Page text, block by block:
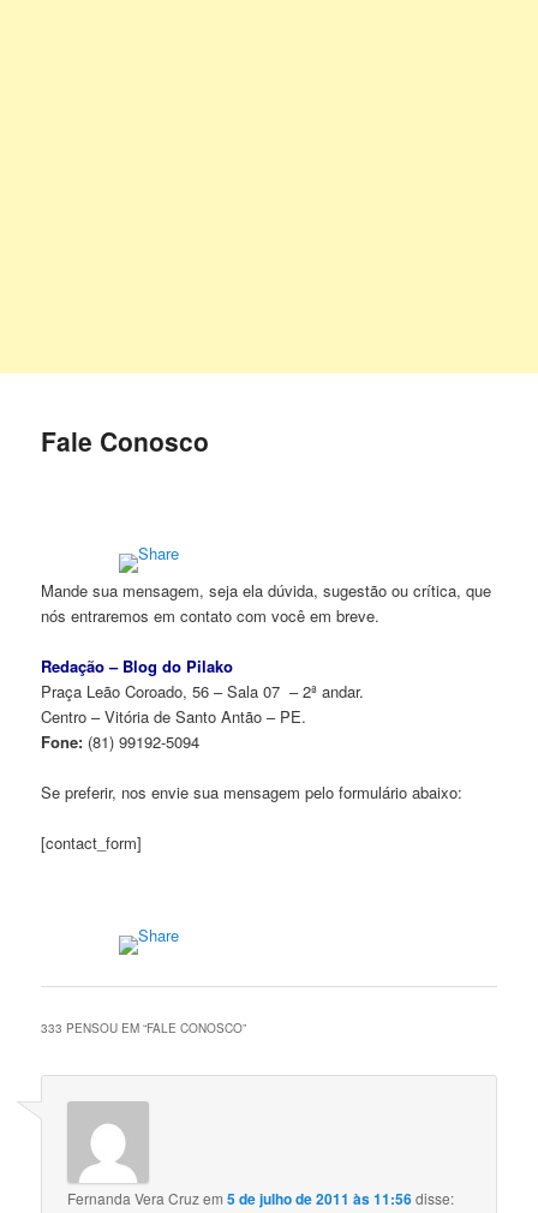
Fale Conosco
Mande sua mensagem, seja ela dúvida, sugestão ou crítica, que
nós entraremos em contato com você em breve.
Redação – Blog do Pilako
Praça Leão Coroado, 56 – Sala 07 – 2ª andar.
Centro – Vitória de Santo Antão – PE.
Fone: (81) 99192-5094
Se preferir, nos envie sua mensagem pelo formulário abaixo:
[contact_form]
333 PENSOU EM “FALE CONOSCO”
Fernanda Vera Cruzem5 de julho de 2011 às 11:56disse: